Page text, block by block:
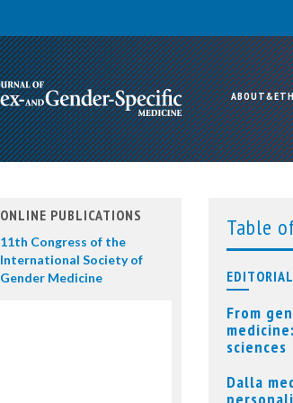
Table
From
sciences
Dalla
ONLINE PUBLICATIONS
11th Congress of the
International Society of
Gender Medicine